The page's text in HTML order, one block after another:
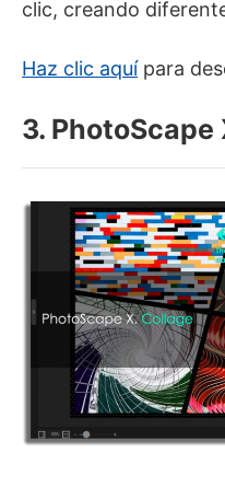
clic, creando
Haz clic aquípara
3. PhotoScape